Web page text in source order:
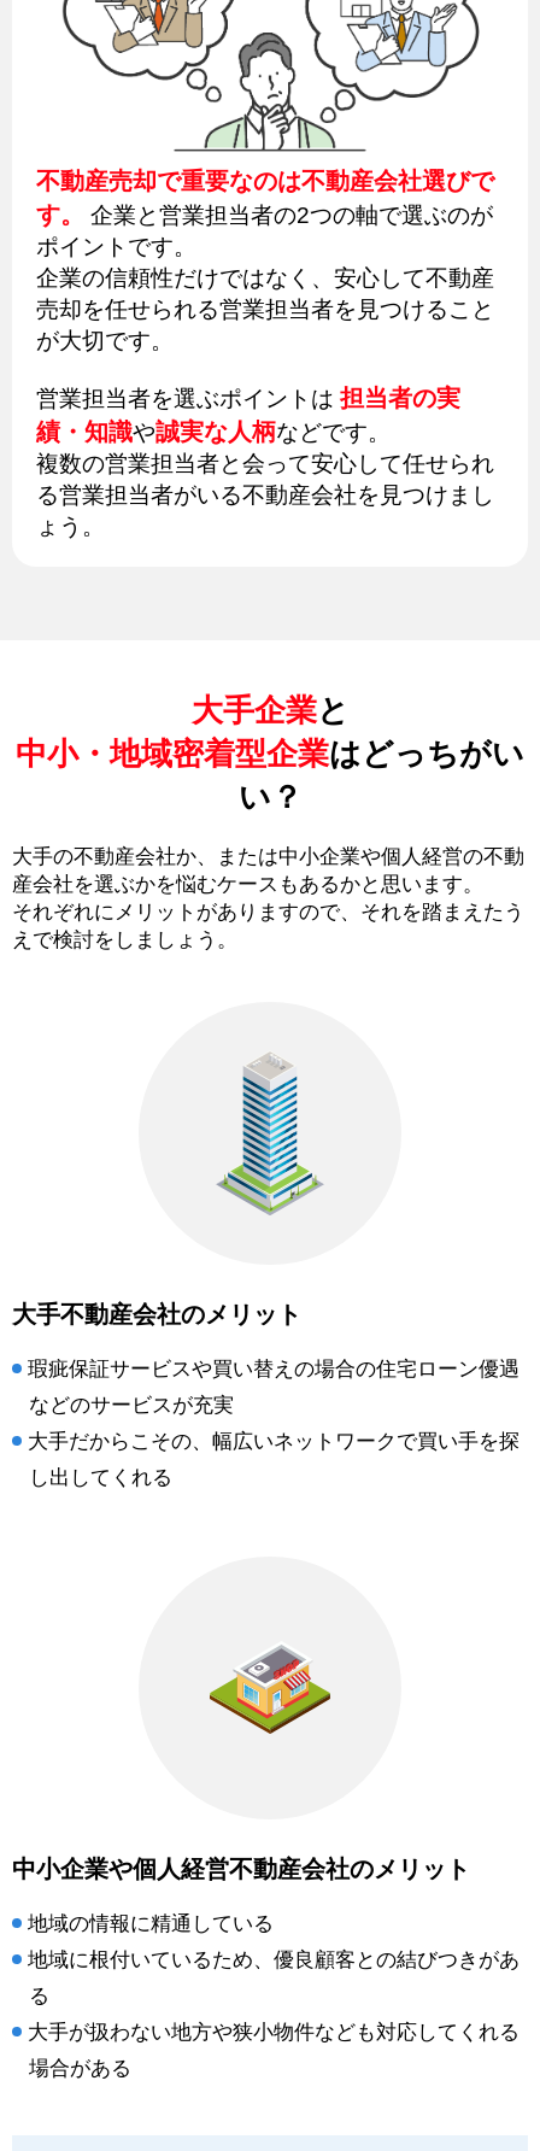
不動産売却で重要なのは不動産会社選びで
す。
企業と営業担当者の2つの軸で選ぶのが
ポイントです。
企業の信頼性だけではなく、安心して不動産
売却を任せられる営業担当者を見つけること
が大切です。
営業担当者を選ぶポイントは 担当者の実
績・知識や誠実な人柄などです。
複数の営業担当者と会って安心して任せられ
る営業担当者がいる不動産会社を見つけまし
ょう。
大手企業と
中小・地域密着型企業はどっちがい
い？
大手の不動産会社か、または中小企業や個人経営の不動
産会社を選ぶかを悩むケースもあるかと思います。
それぞれにメリットがありますので、それを踏まえたう
えで検討をしましょう。
大手不動産会社のメリット
瑕疵保証サービスや買い替えの場合の住宅ローン優遇
などのサービスが充実
大手だからこその、幅広いネットワークで買い手を探
し出してくれる
中小企業や個人経営不動産会社のメリット
地域の情報に精通している
地域に根付いているため、優良顧客との結びつきがあ
る
大手が扱わない地方や狭小物件なども対応してくれる
場合がある